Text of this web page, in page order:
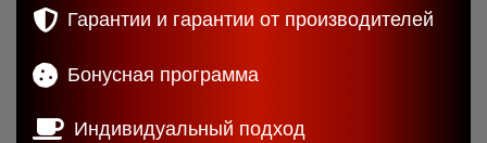
Гарантии и гарантии от производителей
Бонусная программа
Индивидуальный подход